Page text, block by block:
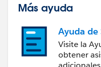
Más ayuda
Ayuda de
Visite la
obtener